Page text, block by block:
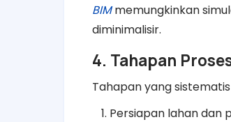
BIMmemungkinkan
diminimalisir.
4. Tahapan
Tahapan yang
Persiapan lahan dan